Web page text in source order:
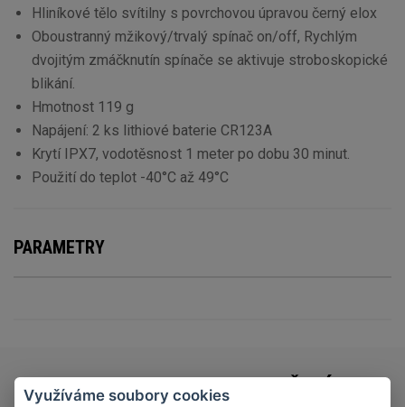
Hliníkové tělo svítilny s povrchovou úpravou černý elox
Oboustranný mžikový/trvalý spínač on/off, Rychlým
dvojitým zmáčknutín spínače se aktivuje stroboskopické
blikání.
Hmotnost 119 g
Napájení: 2 ks lithiové baterie CR123A
Krytí IPX7, vodotěsnost 1 meter po dobu 30 minut.
Použití do teplot -40°C až 49°C
PARAMETRY
TESTY A RECENZE OBLEČENÍ
Využíváme soubory cookies